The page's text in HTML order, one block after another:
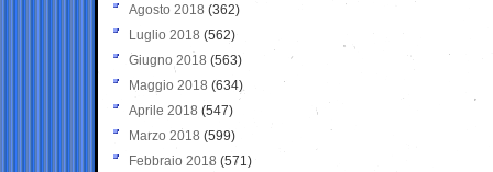
Agosto 2018 (362)
Luglio 2018 (562)
Giugno 2018 (563)
Maggio 2018 (634)
Aprile 2018 (547)
Marzo 2018 (599)
Febbraio 2018 (571)